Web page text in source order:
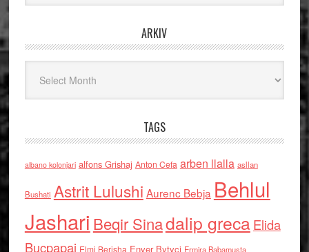
ARKIV
TAGS
albano kolonjari alfons Grishaj Anton Cefa arben llalla asllan
Bushati Astrit Lulushi Aurenc Bebja Behlul
Jashari Beqir Sinadalip grecaElida
Buçpapaj Elmi Berisha Enver Bytyci Ermira Babamusta